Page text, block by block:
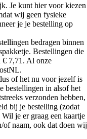
Je kunt hier voor kiezen
wij geen fysieke
je je bestelling op
bedragen binnen
Bestellingen die
€ 7,71. Al onze
of het nu voor jezelf is
bestellingen in alsof het
verzonden hebben,
bij je bestelling (zodat
je er graag een kaartje
of naam, ook dat doen wij